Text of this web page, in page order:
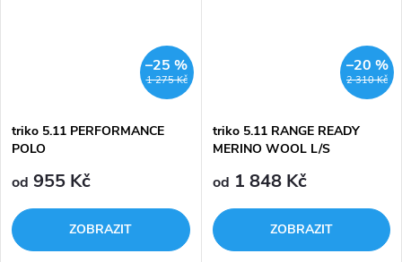
1 275 Kč
–25 %
triko 5.11 PERFORMANCE
POLO
od 955 Kč
ZOBRAZIT
2 310 Kč
–20 %
triko 5.11 RANGE READY
MERINO WOOL L/S
od 1 848 Kč
ZOBRAZIT